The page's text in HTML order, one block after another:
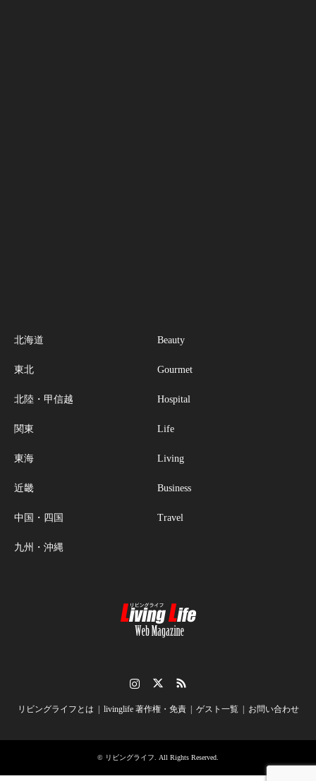
北海道
東北
北陸・甲信越
関東
東海
近畿
中国・四国
九州・沖縄
Beauty
Gourmet
Hospital
Life
Living
Business
Travel
リビングライフとは livinglife 著作権・免責 ゲスト一覧 お問い合わせ
© リビングライフ . All Rights Reserved.